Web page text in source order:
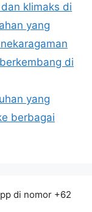
klimaks di
yang
di
yang
berbagai
di nomor +62